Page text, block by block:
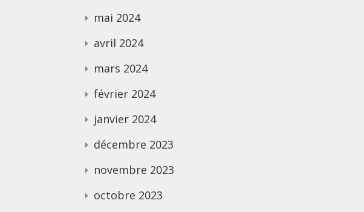
mai 2024
avril 2024
mars 2024
février 2024
janvier 2024
décembre 2023
novembre 2023
octobre 2023